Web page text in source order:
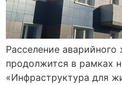
Расселение
продолжится в рамках
«Инфраструктура для